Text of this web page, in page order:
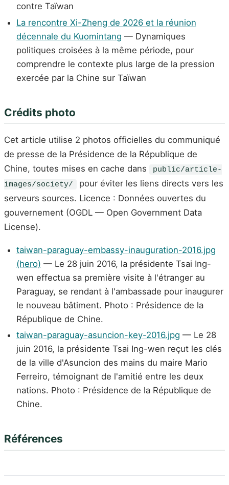
contre Taïwan
La rencontre Xi-Zheng de 2026 et la réunion
décennale du Kuomintang — Dynamiques
politiques croisées à la même période, pour
comprendre le contexte plus large de la pression
exercée par la Chine sur Taïwan
Crédits photo
Cet article utilise 2 photos officielles du communiqué
de presse de la Présidence de la République de
Chine, toutes mises en cache dans
public/article-
images/society/
pour éviter les liens directs vers les
serveurs sources. Licence : Données ouvertes du
gouvernement (OGDL — Open Government Data
License).
taiwan-paraguay-embassy-inauguration-2016.jpg
(hero) — Le 28 juin 2016, la présidente Tsai Ing-
wen effectua sa première visite à l'étranger au
Paraguay, se rendant à l'ambassade pour inaugurer
le nouveau bâtiment. Photo : Présidence de la
République de Chine.
taiwan-paraguay-asuncion-key-2016.jpg — Le 28
juin 2016, la présidente Tsai Ing-wen reçut les clés
de la ville d'Asuncion des mains du maire Mario
Ferreiro, témoignant de l'amitié entre les deux
nations. Photo : Présidence de la République de
Chine.
Références